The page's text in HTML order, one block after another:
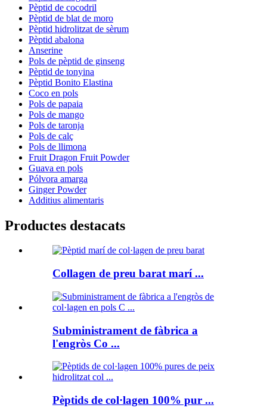
Pèptid de cocodril
Pèptid de blat de moro
Pèptid hidrolitzat de sèrum
Pèptid abalona
Anserine
Pols de pèptid de ginseng
Pèptid de tonyina
Pèptid Bonito Elastina
Coco en pols
Pols de papaia
Pols de mango
Pols de taronja
Pols de calç
Pols de llimona
Fruit Dragon Fruit Powder
Guava en pols
Pólvora amarga
Ginger Powder
Additius alimentaris
Productes destacats
Collagen de preu barat marí ...
Subministrament de fàbrica a
l'engròs Co ...
Pèptids de col·lagen 100% pur ...